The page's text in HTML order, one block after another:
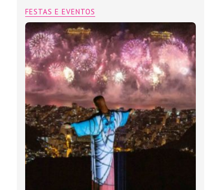
FESTAS E EVENTOS